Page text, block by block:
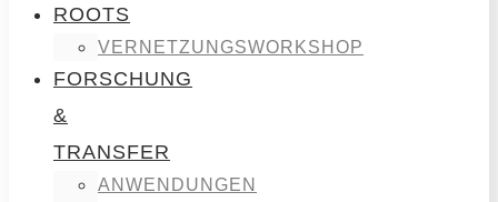
ROOTS
VERNETZUNGSWORKSHOP
FORSCHUNG
&
TRANSFER
ANWENDUNGEN